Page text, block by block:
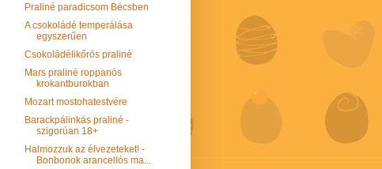
Praliné paradicsom Bécsben
A csokoládé temperálása
egyszerűen
Csokoládélikőrös praliné
Mars praliné roppanós
krokantburokban
Mozart mostohatestvére
Barackpálinkás praliné -
szigorúan 18+
Halmozzuk az élvezeteket! -
Bonbonok arancellós ma...